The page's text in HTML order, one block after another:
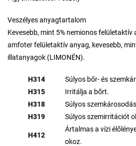
Veszélyes anyagtartalom
Kevesebb, mint 5% nemionos felületaktív
amfoter felületaktív anyag, kevesebb,
illatanyagok (LIMONÉN).
H314
Súlyos bőr- és
H315
Irritálja a bőrt.
H318
Súlyos
H319
Súlyos szemirritációt
H412
Ártalmas a vízi
okoz.